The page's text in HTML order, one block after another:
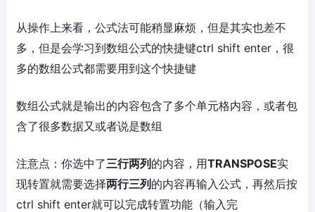
从操作上来看，公式法可能稍显麻烦，但是其实也差不
多，但是会学习到数组公式的快捷键ctrl shift enter，很
多的数组公式都需要用到这个快捷键
数组公式就是输出的内容包含了多个单元格内容，或者包
含了很多数据又或者说是数组
注意点：你选中了三行两列的内容，用TRANSPOSE实
现转置就需要选择两行三列的内容再输入公式，再然后按
ctrl shift enter就可以完成转置功能（输入完